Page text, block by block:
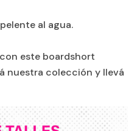
al agua.
este boardshort
nuestra colección y llevá